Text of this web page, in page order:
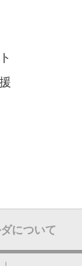
について